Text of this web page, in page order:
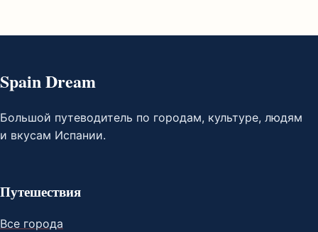
Spain Dream
Большой путеводитель по городам, культуре, людям
и вкусам Испании.
Путешествия
Все города